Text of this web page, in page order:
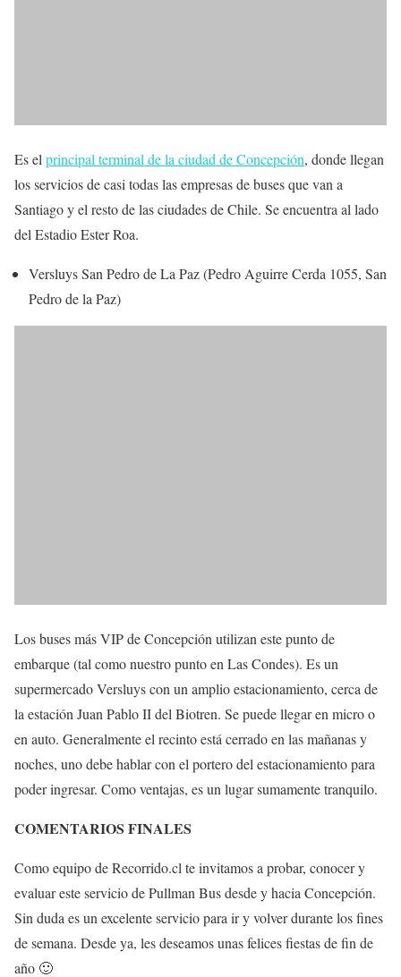
Es el principal terminal de la ciudad de Concepción, donde llegan
los servicios de casi todas las empresas de buses que van a
Santiago y el resto de las ciudades de Chile. Se encuentra al lado
del Estadio Ester Roa.
Versluys San Pedro de La Paz (Pedro Aguirre Cerda 1055, San
Pedro de la Paz)
Los buses más VIP de Concepción utilizan este punto de
embarque (tal como nuestro punto en Las Condes). Es un
supermercado Versluys con un amplio estacionamiento, cerca de
la estación Juan Pablo II del Biotren. Se puede llegar en micro o
en auto. Generalmente el recinto está cerrado en las mañanas y
noches, uno debe hablar con el portero del estacionamiento para
poder ingresar. Como ventajas, es un lugar sumamente tranquilo.
COMENTARIOS FINALES
Como equipo de Recorrido.cl te invitamos a probar, conocer y
evaluar este servicio de Pullman Bus desde y hacia Concepción.
Sin duda es un excelente servicio para ir y volver durante los fines
de semana. Desde ya, les deseamos unas felices fiestas de fin de
año 🙂